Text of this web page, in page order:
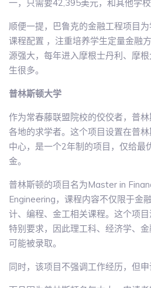
一，只需要42,395美元，和其他学校
顺便一提，巴鲁克的金融工程项目
课程配置 ，注重培养学生定量金融
源强大，每年进入摩根士丹利、摩
生很多。
普林斯顿大学
作为常春藤联盟院校的佼佼者，普
各地的求学者。这个项目设置在普
中心，是一个2年制的项目，仅给最
金。
普林斯顿的项目名为Master in
Engineering，课程内容不仅限于金
计、编程、金工相关课程。这个项
特别要求，因此理工科、经济学、
可能被录取。
同时，该项目不强调工作经历，但申